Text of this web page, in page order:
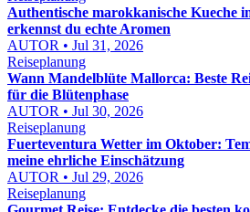
Authentische marokkanische Kueche
erkennst du echte Aromen
AUTOR • Jul 31, 2026
Reiseplanung
Wann Mandelblüte Mallorca: Beste
für die Blütenphase
AUTOR • Jul 30, 2026
Reiseplanung
Fuerteventura Wetter im Oktober:
meine ehrliche Einschätzung
AUTOR • Jul 29, 2026
Reiseplanung